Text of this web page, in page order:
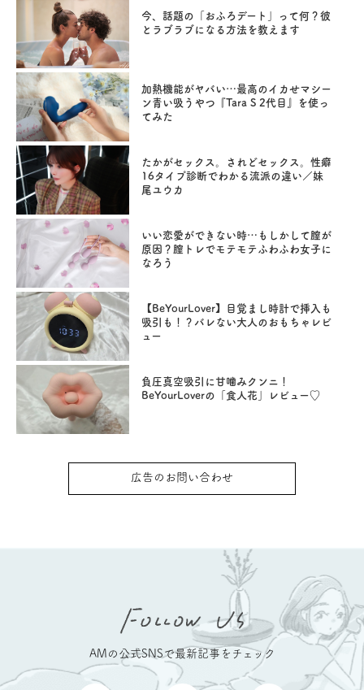
今、話題の「おふろデート」って何？彼
とラブラブになる方法を教えます
加熱機能がヤバい…最高のイカせマシー
ン青い吸うやつ『Tara S 2代目』を使っ
てみた
たかがセックス。されどセックス。性癖
16タイプ診断でわかる流派の違い／妹
尾ユウカ
いい恋愛ができない時…もしかして膣が
原因？膣トレでモテモテふわふわ女子に
なろう
【BeYourLover】目覚まし時計で挿入も
吸引も！？バレない大人のおもちゃレビ
ュー
負圧真空吸引に甘噛みクンニ！
BeYourLoverの「食人花」レビュー♡
広告のお問い合わせ
AMの公式SNSで最新記事をチェック